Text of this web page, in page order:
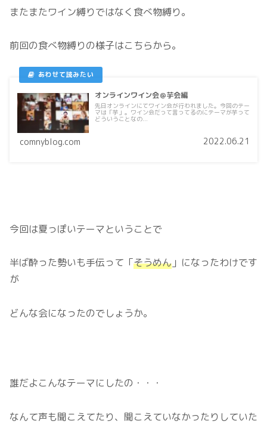
またまたワイン縛りではなく食べ物縛り。
前回の食べ物縛りの様子はこちらから。
オンラインワイン会＠芋会編
先日オンラインにてワイン会が行われました。今回のテー
マは「芋」。ワイン会だって言ってるのにテーマが芋って
どういうことなの...
comnyblog.com 2022.06.21
今回は夏っぽいテーマということで
半ば酔った勢いも手伝って「そうめん 」になったわけです
が
どんな会になったのでしょうか。
誰だよこんなテーマにしたの・・・
なんて声も聞こえてたり、聞こえていなかったりしていた